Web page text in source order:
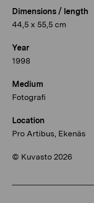
Dimensions / length
44,5 x 55,5 cm
Year
1998
Medium
Fotografi
Location
Pro Artibus, Ekenäs
© Kuvasto 2026